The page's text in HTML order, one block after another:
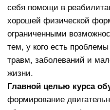
себя помощи в
хорошей физической
ограниченными
тем, у кого есть
травм, заболеваний и
жизни.
Главной целью курса
формирование